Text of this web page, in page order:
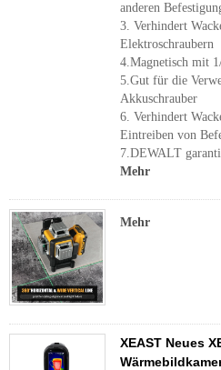
anderen
3. Verhindert
Elektroschraubern
4.Magnetisch mit
5.Gut für die
Akkuschrauber
6. Verhindert
Eintreiben von
7.DEWALT
Mehr
Mehr
XEAST Neues